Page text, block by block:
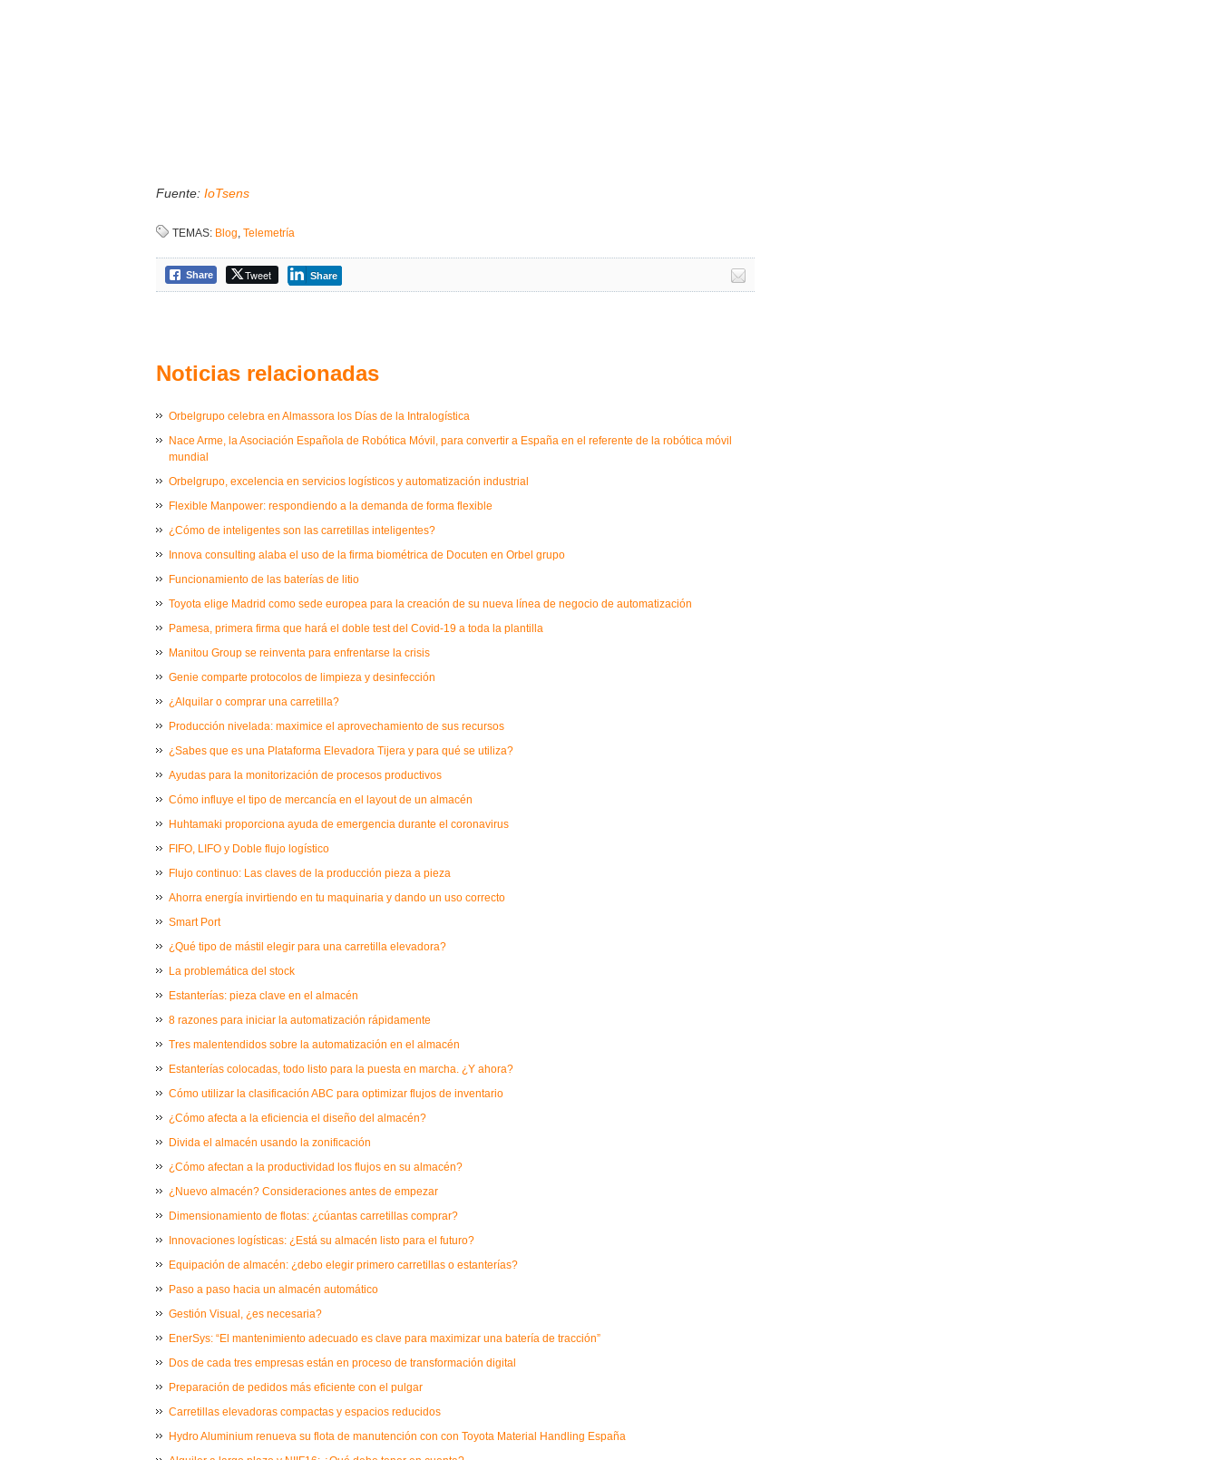
Fuente: IoTsens
TEMAS: Blog, Telemetría
Share Tweet Share
Noticias relacionadas
Orbelgrupo celebra en Almassora los Días de la Intralogística
Nace Arme, la Asociación Española de Robótica Móvil, para convertir a España en el referente de la robótica móvil
mundial
Orbelgrupo, excelencia en servicios logísticos y automatización industrial
Flexible Manpower: respondiendo a la demanda de forma flexible
¿Cómo de inteligentes son las carretillas inteligentes?
Innova consulting alaba el uso de la firma biométrica de Docuten en Orbel grupo
Funcionamiento de las baterías de litio
Toyota elige Madrid como sede europea para la creación de su nueva línea de negocio de automatización
Pamesa, primera firma que hará el doble test del Covid-19 a toda la plantilla
Manitou Group se reinventa para enfrentarse la crisis
Genie comparte protocolos de limpieza y desinfección
¿Alquilar o comprar una carretilla?
Producción nivelada: maximice el aprovechamiento de sus recursos
¿Sabes que es una Plataforma Elevadora Tijera y para qué se utiliza?
Ayudas para la monitorización de procesos productivos
Cómo influye el tipo de mercancía en el layout de un almacén
Huhtamaki proporciona ayuda de emergencia durante el coronavirus
FIFO, LIFO y Doble flujo logístico
Flujo continuo: Las claves de la producción pieza a pieza
Ahorra energía invirtiendo en tu maquinaria y dando un uso correcto
Smart Port
¿Qué tipo de mástil elegir para una carretilla elevadora?
La problemática del stock
Estanterías: pieza clave en el almacén
8 razones para iniciar la automatización rápidamente
Tres malentendidos sobre la automatización en el almacén
Estanterías colocadas, todo listo para la puesta en marcha. ¿Y ahora?
Cómo utilizar la clasificación ABC para optimizar flujos de inventario
¿Cómo afecta a la eficiencia el diseño del almacén?
Divida el almacén usando la zonificación
¿Cómo afectan a la productividad los flujos en su almacén?
¿Nuevo almacén? Consideraciones antes de empezar
Dimensionamiento de flotas: ¿cúantas carretillas comprar?
Innovaciones logísticas: ¿Está su almacén listo para el futuro?
Equipación de almacén: ¿debo elegir primero carretillas o estanterías?
Paso a paso hacia un almacén automático
Gestión Visual, ¿es necesaria?
EnerSys: “El mantenimiento adecuado es clave para maximizar una batería de tracción”
Dos de cada tres empresas están en proceso de transformación digital
Preparación de pedidos más eficiente con el pulgar
Carretillas elevadoras compactas y espacios reducidos
Hydro Aluminium renueva su flota de manutención con con Toyota Material Handling España